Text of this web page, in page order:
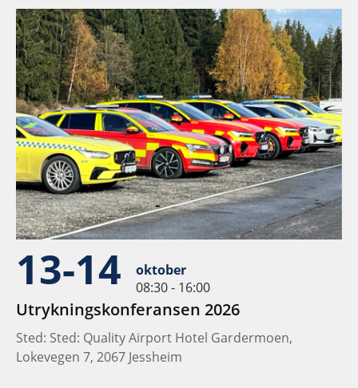
13-14
oktober
08:30 - 16:00
Utrykningskonferansen 2026
Sted: Sted: Quality Airport Hotel Gardermoen,
Lokevegen 7, 2067 Jessheim